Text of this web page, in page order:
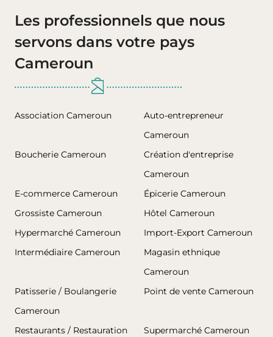
Les professionnels que nous
servons dans votre pays
Cameroun
Association Cameroun
Auto-entrepreneur
Cameroun
Boucherie Cameroun
Création d'entreprise
Cameroun
E-commerce Cameroun
Épicerie Cameroun
Grossiste Cameroun
Hôtel Cameroun
Hypermarché Cameroun
Import-Export Cameroun
Intermédiaire Cameroun
Magasin ethnique
Cameroun
Patisserie / Boulangerie
Cameroun
Point de vente Cameroun
Restaurants / Restauration
Supermarché Cameroun